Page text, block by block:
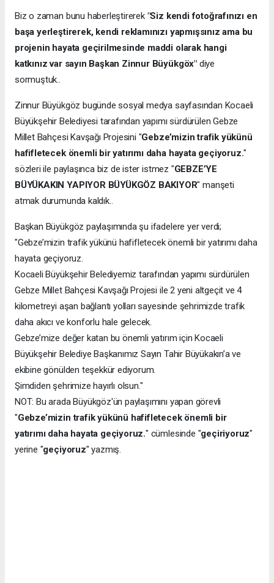
Biz o zaman bunu haberleştirerek "Siz kendi fotoğrafınızı en
başa yerleştirerek, kendi reklamınızı yapmışsınız ama bu
projenin hayata geçirilmesinde maddi olarak hangi
katkınız var sayın Başkan Zinnur Büyükgöx" diye
sormuştuk..
Zinnur Büyükgöz bugünde sosyal medya sayfasından Kocaeli
Büyükşehir Belediyesi tarafından yapımı sürdürülen Gebze
Millet Bahçesi Kavşağı Projesini "Gebze’mizin trafik yükünü
hafifletecek önemli bir yatırımı daha hayata geçiyoruz."
sözleri ile paylaşınca biz de ister istmez "GEBZE’YE
BÜYÜKAKIN YAPIYOR BÜYÜKGÖZ BAKIYOR" manşeti
atmak durumunda kaldık..
Başkan Büyükgöz paylaşımında şu ifadelere yer verdi;
"Gebze’mizin trafik yükünü hafifletecek önemli bir yatırımı daha
hayata geçiyoruz.
Kocaeli Büyükşehir Belediyemiz tarafından yapımı sürdürülen
Gebze Millet Bahçesi Kavşağı Projesi ile 2 yeni altgeçit ve 4
kilometreyi aşan bağlantı yolları sayesinde şehrimizde trafik
daha akıcı ve konforlu hale gelecek.
Gebze’mize değer katan bu önemli yatırım için Kocaeli
Büyükşehir Belediye Başkanımız Sayın Tahir Büyükakın’a ve
ekibine gönülden teşekkür ediyorum.
Şimdiden şehrimize hayırlı olsun."
NOT: Bu arada Büyükgöz'ün paylaşımını yapan görevli
"Gebze’mizin trafik yükünü hafifletecek önemli bir
yatırımı daha hayata geçiyoruz." cümlesinde "geçiriyoruz"
yerine "geçiyoruz" yazmış.